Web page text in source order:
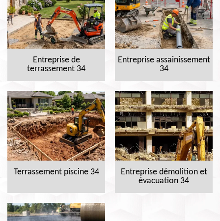
Entreprise de
terrassement 34
Entreprise assainissement
34
Terrassement piscine 34
Entreprise démolition et
évacuation 34